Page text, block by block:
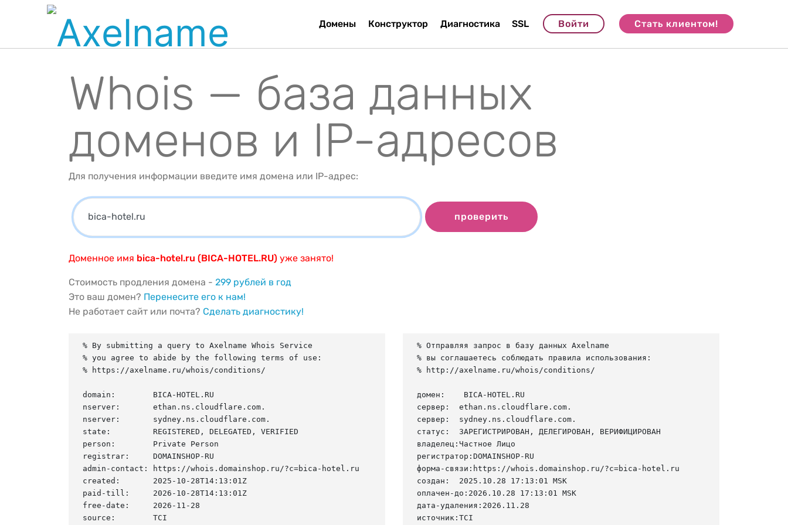
Домены Конструктор Диагностика SSL Войти Стать клиентом!
Whois — база данных
доменов и IP-адресов
Для получения информации введите имя домена или IP-адрес:
проверить
Доменное имя bica-hotel.ru (BICA-HOTEL.RU) уже занято!
Стоимость продления домена - 299 рублей в год
Это ваш домен? Перенесите его к нам!
Не работает сайт или почта? Сделать диагностику!
% By submitting a query to Axelname Whois Service
% you agree to abide by the following terms of use:
% https://axelname.ru/whois/conditions/
domain:        BICA-HOTEL.RU
nserver:       ethan.ns.cloudflare.com.
nserver:       sydney.ns.cloudflare.com.
state:         REGISTERED, DELEGATED, VERIFIED
person:        Private Person
registrar:     DOMAINSHOP-RU
admin-contact: https://whois.domainshop.ru/?c=bica-hotel.ru
created:       2025-10-28T14:13:01Z
paid-till:     2026-10-28T14:13:01Z
free-date:     2026-11-28
source:        TCI
% Отправляя запрос в базу данных Axelname
% вы соглашаетесь соблюдать правила использования:
% http://axelname.ru/whois/conditions/
домен:    BICA-HOTEL.RU
сервер:  ethan.ns.cloudflare.com.
сервер:  sydney.ns.cloudflare.com.
статус:  ЗАРЕГИСТРИРОВАН, ДЕЛЕГИРОВАН, ВЕРИФИЦИРОВАН
владелец:Частное Лицо
регистратор:DOMAINSHOP-RU
форма-связи:https://whois.domainshop.ru/?c=bica-hotel.ru
создан:  2025.10.28 17:13:01 MSK
оплачен-до:2026.10.28 17:13:01 MSK
дата-удаления:2026.11.28
источник:TCI